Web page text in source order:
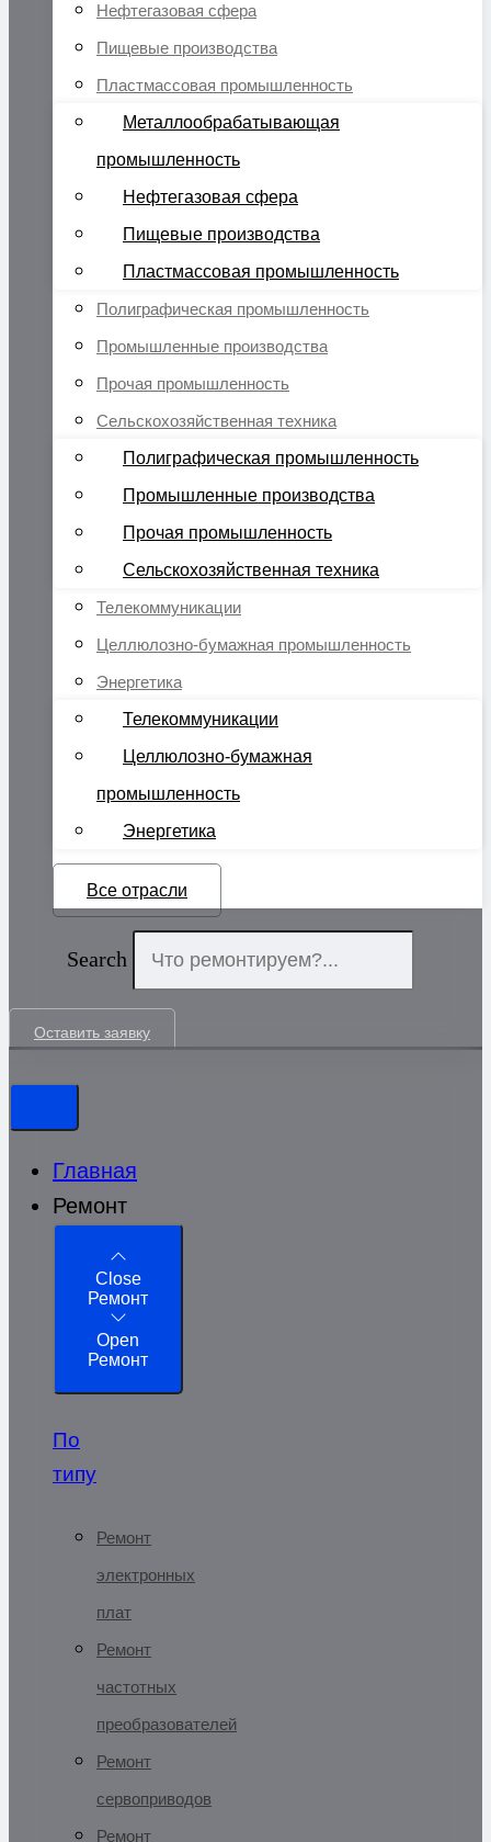
Нефтегазовая сфера
Пищевые производства
Пластмассовая промышленность
Металлообрабатывающая
промышленность
Нефтегазовая сфера
Пищевые производства
Пластмассовая промышленность
Полиграфическая промышленность
Промышленные производства
Прочая промышленность
Сельскохозяйственная техника
Полиграфическая промышленность
Промышленные производства
Прочая промышленность
Сельскохозяйственная техника
Телекоммуникации
Целлюлозно-бумажная промышленность
Энергетика
Телекоммуникации
Целлюлозно-бумажная
промышленность
Энергетика
Все отрасли
Search
Оставить заявку
Главная
Ремонт
Close
Ремонт
Open
Ремонт
По
типу
Ремонт
электронных
плат
Ремонт
частотных
преобразователей
Ремонт
сервоприводов
Ремонт